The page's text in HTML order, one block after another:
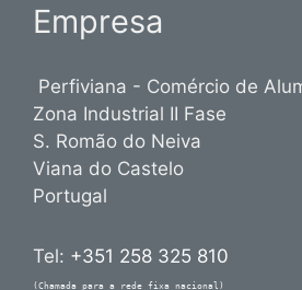
Empresa
Perfiviana - Comércio de
Zona Industrial II Fase
S. Romão do Neiva
Viana do Castelo
Portugal
Tel: +351 258 325 810
(Chamada para a rede fixa nacional)